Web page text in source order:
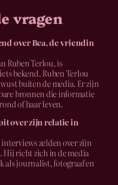
vragen
over Bea, de vriendin
Ruben Terlou, is
bekend. Ruben Terlou
buiten de media. Er zijn
bronnen die informatie
of haar leven.
over zijn relatie in
zelden over zijn
Hij richt zich in de media
als journalist, fotograaf en